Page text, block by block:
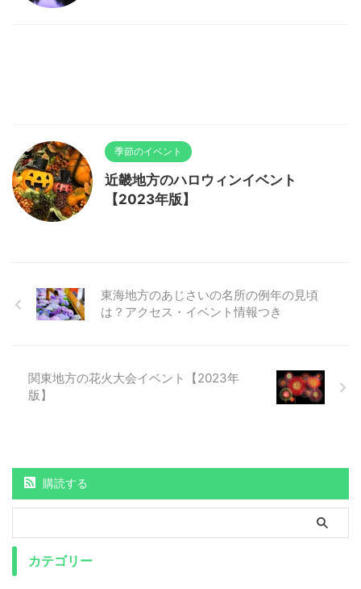
季節のイベント
近畿地方のハロウィンイベント
【2023年版】
東海地方のあじさいの名所の例年の見頃
は？アクセス・イベント情報つき
関東地方の花火大会イベント【2023年
版】
購読する
カテゴリー